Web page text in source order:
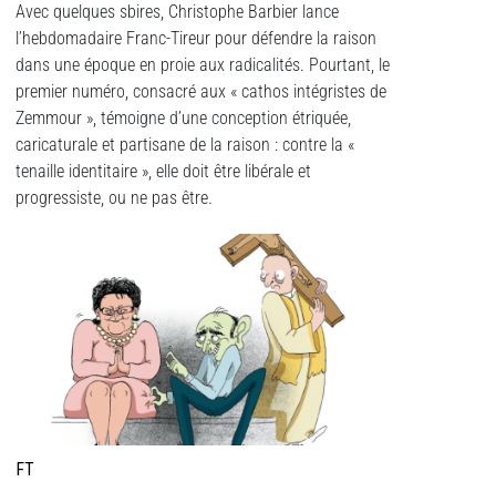
Avec quelques sbires, Christophe Barbier lance
l’hebdomadaire Franc-Tireur pour défendre la raison
dans une époque en proie aux radicalités. Pourtant, le
premier numéro, consacré aux « cathos intégristes de
Zemmour », témoigne d’une conception étriquée,
caricaturale et partisane de la raison : contre la «
tenaille identitaire », elle doit être libérale et
progressiste, ou ne pas être.
FT